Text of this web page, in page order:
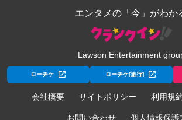
エンタメの「今」がわか
Lawson Entertainment
ローチケ ローチケ[旅行]
会社概要 サイトポリシー 利用規
お問い合わせ 個人情報保護